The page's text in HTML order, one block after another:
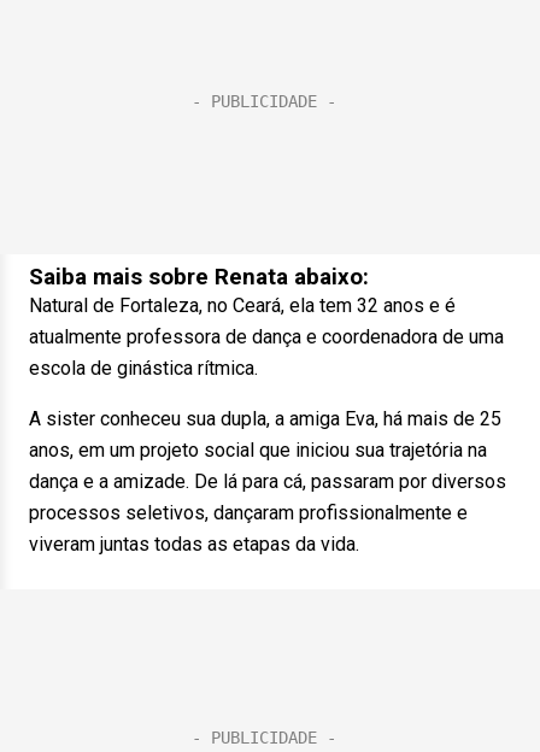
Saiba mais sobre Renata abaixo:
Natural de Fortaleza, no Ceará, ela tem 32 anos e é
atualmente professora de dança e coordenadora de uma
escola de ginástica rítmica.
A sister conheceu sua dupla, a amiga Eva, há mais de 25
anos, em um projeto social que iniciou sua trajetória na
dança e a amizade. De lá para cá, passaram por diversos
processos seletivos, dançaram profissionalmente e
viveram juntas todas as etapas da vida.